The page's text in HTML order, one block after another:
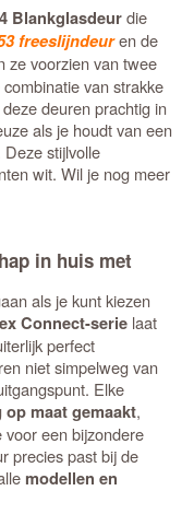
Blankglasdeurdie
freeslijndeuren de
ze voorzien van twee
van strakke
deuren prachtig in
als je houdt van een
stijlvolle
wit. Wil je nog meer
in huis met
als je kunt kiezen
Connect-serie laat
perfect
niet simpelweg van
Elke
op maat gemaakt,
voor een bijzondere
precies past bij de
modellen en